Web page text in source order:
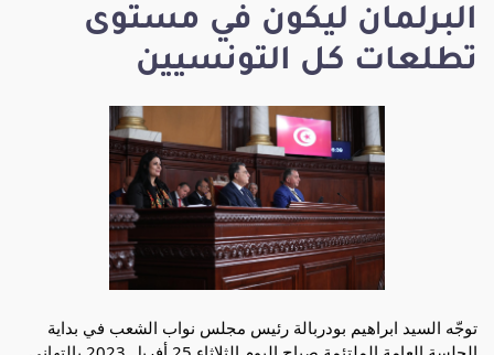
البرلمان ليكون في مستوى
تطلعات كل التونسيين